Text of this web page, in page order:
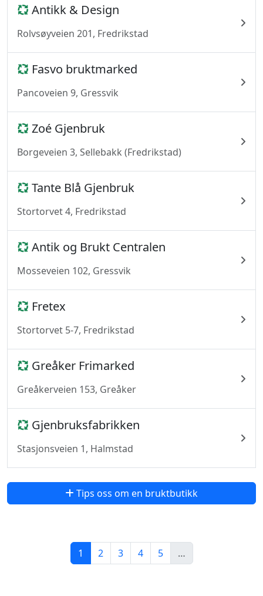
Antikk & Design
Rolvsøyveien 201, Fredrikstad
Fasvo bruktmarked
Pancoveien 9, Gressvik
Zoé Gjenbruk
Borgeveien 3, Sellebakk (Fredrikstad)
Tante Blå Gjenbruk
Stortorvet 4, Fredrikstad
Antik og Brukt Centralen
Mosseveien 102, Gressvik
Fretex
Stortorvet 5-7, Fredrikstad
Greåker Frimarked
Greåkerveien 153, Greåker
Gjenbruksfabrikken
Stasjonsveien 1, Halmstad
Tips oss om en bruktbutikk
1 2 3 4 5 …